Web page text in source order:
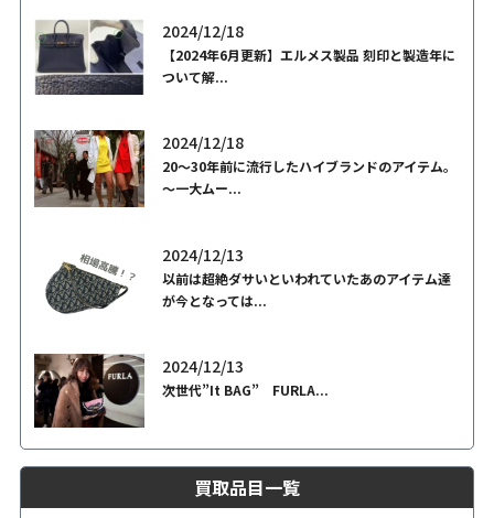
2024/12/18
【2024年6月更新】エルメス製品 刻印と製造年に
ついて解...
2024/12/18
20～30年前に流行したハイブランドのアイテム。
～一大ムー...
2024/12/13
以前は超絶ダサいといわれていたあのアイテム達
が今となっては...
2024/12/13
次世代”It BAG” FURLA...
買取品目一覧